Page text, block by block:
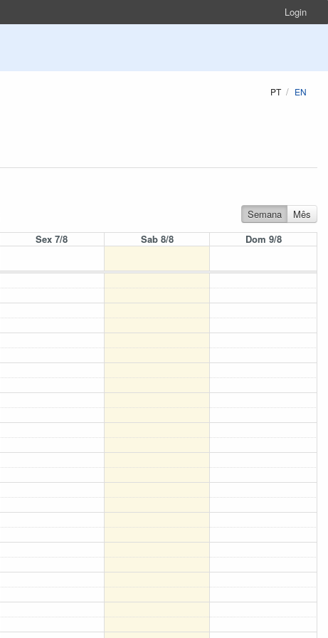
Login
PT EN
Semana
Mês
Sex 7/8 Sab 8/8
Dom 9/8